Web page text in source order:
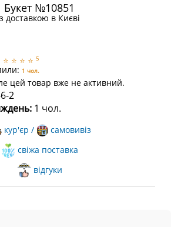
Букет №10851
з доставкою в Києві
⭐ ⭐ ⭐ ⭐ 5
1 чол.
цей товар вже не активний.
2
1 чол.
кур'єр /
самовивіз
свіжа поставка
відгуки